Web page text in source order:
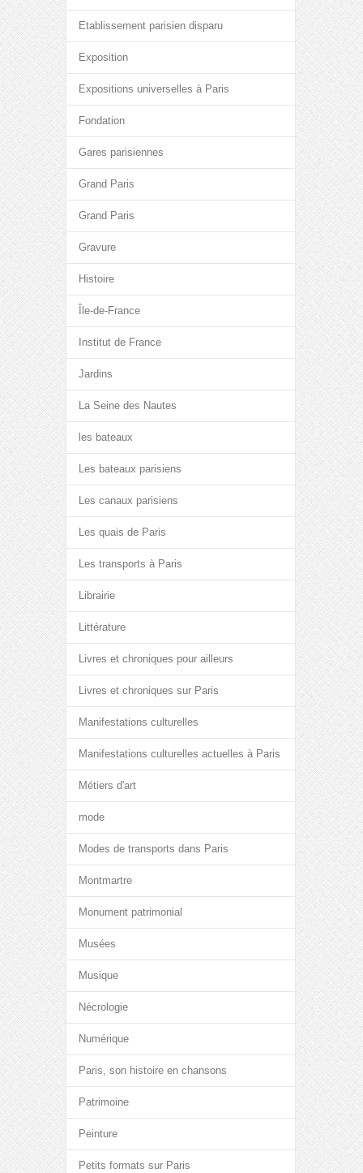
Etablissement parisien disparu
Exposition
Expositions universelles à Paris
Fondation
Gares parisiennes
Grand Paris
Grand Paris
Gravure
Histoire
Île-de-France
Institut de France
Jardins
La Seine des Nautes
les bateaux
Les bateaux parisiens
Les canaux parisiens
Les quais de Paris
Les transports à Paris
Librairie
Littérature
Livres et chroniques pour ailleurs
Livres et chroniques sur Paris
Manifestations culturelles
Manifestations culturelles actuelles à Paris
Métiers d'art
mode
Modes de transports dans Paris
Montmartre
Monument patrimonial
Musées
Musique
Nécrologie
Numérique
Paris, son histoire en chansons
Patrimoine
Peinture
Petits formats sur Paris